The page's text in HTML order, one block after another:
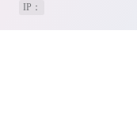
IP：